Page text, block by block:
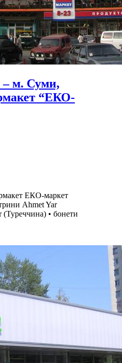
– м. Суми,
“ЕКО-
ЕКО-маркет
Ahmet Yar
(Туреччина) • бонети